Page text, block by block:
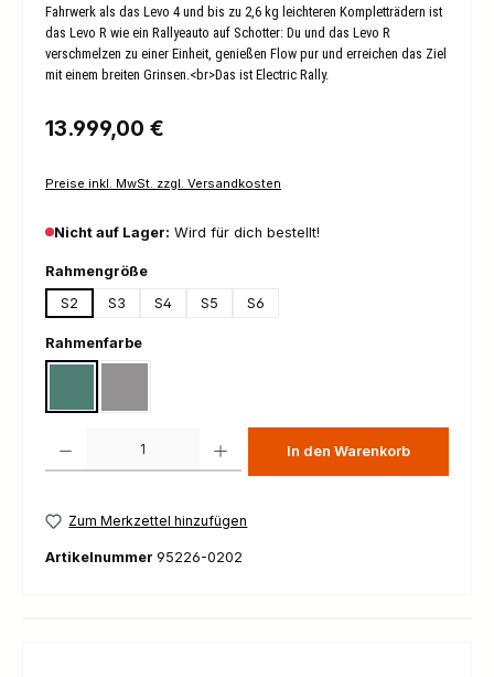
Fahrwerk als das Levo 4 und bis zu 2,6 kg leichteren Kompletträdern ist
das Levo R wie ein Rallyeauto auf Schotter: Du und das Levo R
verschmelzen zu einer Einheit, genießen Flow pur und erreichen das Ziel
mit einem breiten Grinsen.<br>Das ist Electric Rally.
Regulärer Preis:
13.999,00 €
Preise inkl. MwSt. zzgl. Versandkosten
Nicht auf Lager: Wird für dich bestellt!
Rahmengrößeauswählen
S2
S3 S4 S5 S6
Rahmenfarbeauswählen
In den Warenkorb
Zum Merkzettel hinzufügen
Artikelnummer 95226-0202